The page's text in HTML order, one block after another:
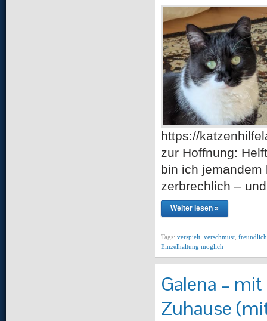
https://
zur Hoffnung:
bin ich jemandem
zerbrechlich –
Weiter lesen »
Tags: verspielt verschmust freundlich
Einzelhaltung möglich
Galena –
Zuhause